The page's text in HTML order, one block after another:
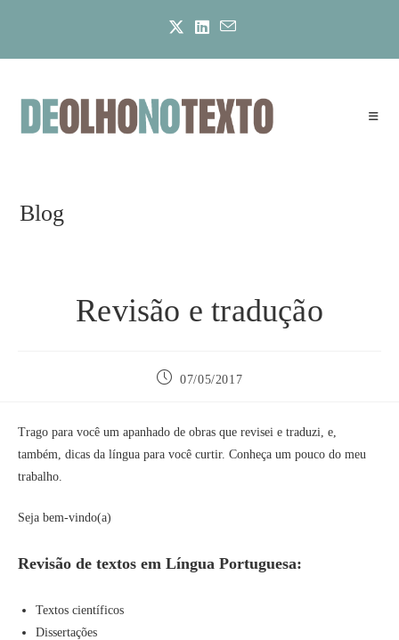
Blog
Revisão e tradução
Post 07/05/2017
Trago para você um apanhado de obras que revisei e traduzi, e,
também, dicas da língua para você curtir. Conheça um pouco do meu
trabalho.
Seja bem-vindo(a)
Revisão de textos em Língua Portuguesa:
Textos científicos
Dissertações